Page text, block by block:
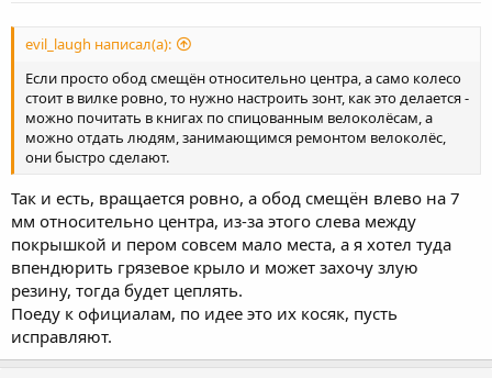
evil_laugh написал(а):
Если просто обод смещён относительно центра, а само колесо
стоит в вилке ровно, то нужно настроить зонт, как это делается -
можно почитать в книгах по спицованным велоколёсам, а
можно отдать людям, занимающимся ремонтом велоколёс,
они быстро сделают.
Так и есть, вращается ровно, а обод смещён влево на 7
мм относительно центра, из-за этого слева между
покрышкой и пером совсем мало места, а я хотел туда
впендюрить грязевое крыло и может захочу злую
резину, тогда будет цеплять.
Поеду к официалам, по идее это их косяк, пусть
исправляют.